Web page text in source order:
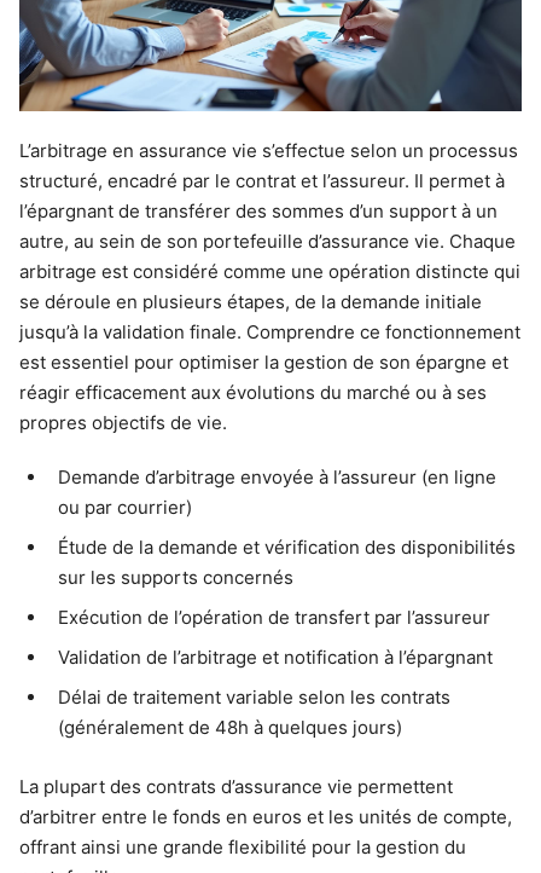
L’arbitrage en assurance vie s’effectue selon un processus
structuré, encadré par le contrat et l’assureur. Il permet à
l’épargnant de transférer des sommes d’un support à un
autre, au sein de son portefeuille d’assurance vie. Chaque
arbitrage est considéré comme une opération distincte qui
se déroule en plusieurs étapes, de la demande initiale
jusqu’à la validation finale. Comprendre ce fonctionnement
est essentiel pour optimiser la gestion de son épargne et
réagir efficacement aux évolutions du marché ou à ses
propres objectifs de vie.
Demande d’arbitrage envoyée à l’assureur (en ligne
ou par courrier)
Étude de la demande et vérification des disponibilités
sur les supports concernés
Exécution de l’opération de transfert par l’assureur
Validation de l’arbitrage et notification à l’épargnant
Délai de traitement variable selon les contrats
(généralement de 48h à quelques jours)
La plupart des contrats d’assurance vie permettent
d’arbitrer entre le fonds en euros et les unités de compte,
offrant ainsi une grande flexibilité pour la gestion du